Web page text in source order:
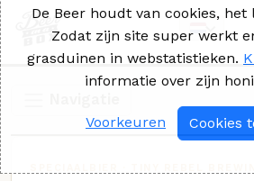
De Beer houdt van cookies,
Zodat zijn site super werkt
grasduinen in webstatistieken.
informatie over zijn
Voorkeuren Cookies